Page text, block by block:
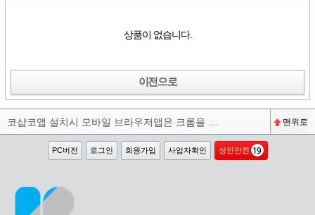
상품이 없습니다.
이전으로
맨위로
PC버전 로그인 회원가입 사업자확인 성인안전